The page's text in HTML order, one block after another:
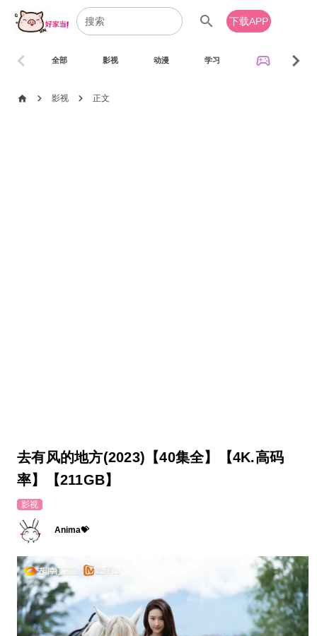
search 下载APP
全部 影视 动漫 学习 sports_esports
chevron_left chevron_right
home chevron_right 影视 chevron_right 正文
去有风的地方(2023)【40集全】【4K.高码
率】【211GB】
影视
Anima💝